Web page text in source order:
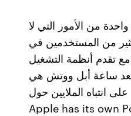
من الأمور التي لا
من المستخدمين في
تقدم أنظمة التشغيل
تعد ساعة أبل ووتش هي
انتباه الملايين حول
Apple has its own